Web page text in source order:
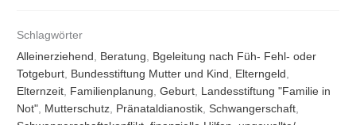
Schlagwörter
Alleinerziehend
Beratung
Bgeleitung nach Füh- Fehl- oder
Totgeburt
Bundesstiftung Mutter und Kind Elterngeld
Elternzeit
Familienplanung ,Geburt
Landesstiftung "Familie in
Not"
Mutterschutz Pränataldianostik Schwangerschaft